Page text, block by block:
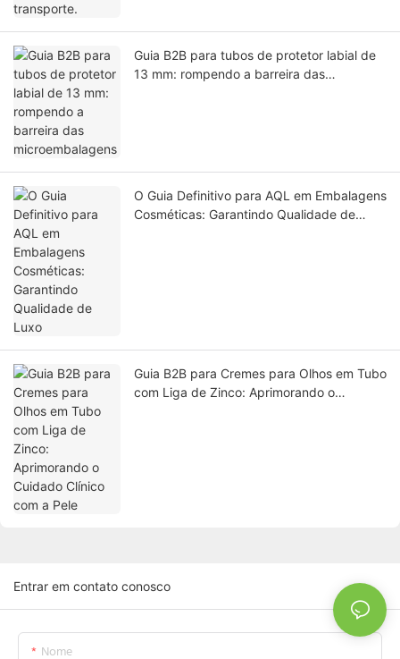
Guia B2B para tubos de protetor labial de
13 mm: rompendo a barreira das
O Guia Definitivo para AQL em Embalagens
Cosméticas: Garantindo Qualidade de
Guia B2B para Cremes para Olhos em Tubo
com Liga de Zinco: Aprimorando o
Entrar em contato conosco
Nome